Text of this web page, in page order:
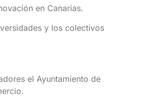
en Canarias.
y los colectivos
el Ayuntamiento de